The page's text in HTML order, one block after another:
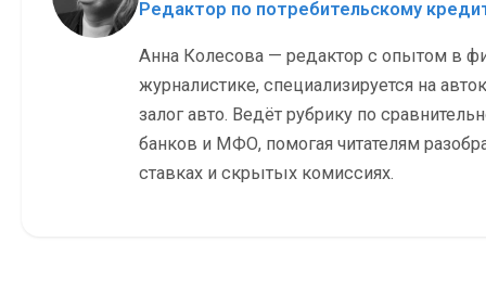
Редактор по потребительскому
Анна Колесова — редактор с опытом в
журналистике, специализируется на
залог авто. Ведёт рубрику по
банков и МФО, помогая читателям
ставках и скрытых комиссиях.